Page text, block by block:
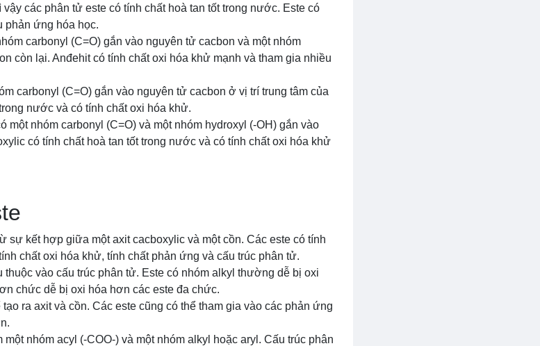
các phân tử este có tính chất hoà tan tốt trong nước. Este có
phản ứng hóa học.
carbonyl (C=O) gắn vào nguyên tử cacbon và một nhóm
còn lại. Anđehit có tính chất oxi hóa khử mạnh và tham gia nhiều
carbonyl (C=O) gắn vào nguyên tử cacbon ở vị trí trung tâm của
nước và có tính chất oxi hóa khử.
một nhóm carbonyl (C=O) và một nhóm hydroxyl (-OH) gắn vào
có tính chất hoà tan tốt trong nước và có tính chất oxi hóa khử
sự kết hợp giữa một axit cacboxylic và một cồn. Các este có tính
chất oxi hóa khử, tính chất phản ứng và cấu trúc phân tử.
vào cấu trúc phân tử. Este có nhóm alkyl thường dễ bị oxi
chức dễ bị oxi hóa hơn các este đa chức.
ra axit và cồn. Các este cũng có thể tham gia vào các phản ứng
nhóm acyl (-COO-) và một nhóm alkyl hoặc aryl. Cấu trúc phân